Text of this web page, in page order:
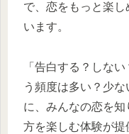
で、恋をもっと楽
います。
「告白する？しな
う頻度は多い？少
に、みんなの恋を
方を楽しむ体験が提